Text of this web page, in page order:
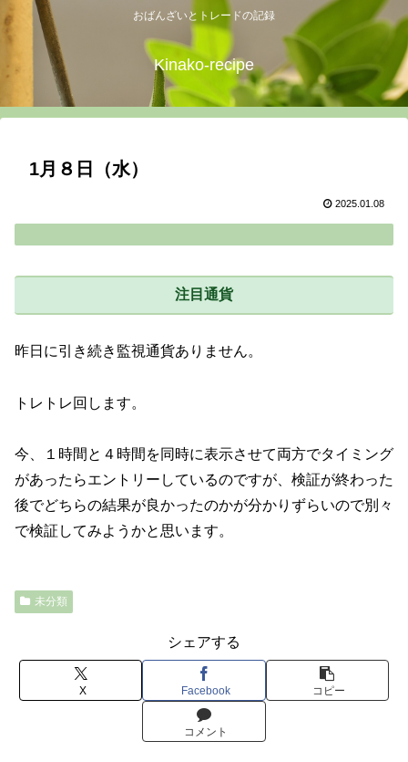
おばんざいとトレードの記録
Kinako-recipe
1月８日（水）
2025.01.08
注目通貨
昨日に引き続き監視通貨ありません。
トレトレ回します。
今、１時間と４時間を同時に表示させて両方でタイミング
があったらエントリーしているのですが、検証が終わった
後でどちらの結果が良かったのかが分かりずらいので別々
で検証してみようかと思います。
未分類
シェアする
X Facebook コピー
コメント